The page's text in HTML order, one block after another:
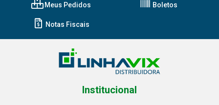
Meus Pedidos Boletos
Notas Fiscais
Institucional